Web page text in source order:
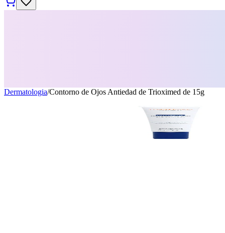
Dermatologia/Contorno de Ojos Antiedad de Trioximed de 15g